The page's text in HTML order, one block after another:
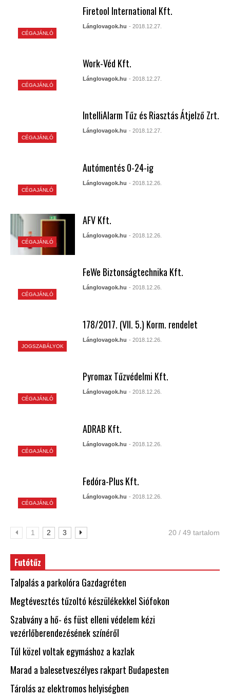
CÉGAJÁNLÓ
Firetool International Kft.
Lánglovagok.hu - 2018.12.27.
CÉGAJÁNLÓ
Work-Véd Kft.
Lánglovagok.hu - 2018.12.27.
CÉGAJÁNLÓ
IntelliAlarm Tűz és Riasztás Átjelző Zrt.
Lánglovagok.hu - 2018.12.27.
CÉGAJÁNLÓ
Autómentés 0-24-ig
Lánglovagok.hu - 2018.12.26.
CÉGAJÁNLÓ
AFV Kft.
Lánglovagok.hu - 2018.12.26.
CÉGAJÁNLÓ
FeWe Biztonságtechnika Kft.
Lánglovagok.hu - 2018.12.26.
JOGSZABÁLYOK
178/2017. (VII. 5.) Korm. rendelet
Lánglovagok.hu - 2018.12.26.
CÉGAJÁNLÓ
Pyromax Tűzvédelmi Kft.
Lánglovagok.hu - 2018.12.26.
CÉGAJÁNLÓ
ADRAB Kft.
Lánglovagok.hu - 2018.12.26.
CÉGAJÁNLÓ
Fedóra-Plus Kft.
Lánglovagok.hu - 2018.12.26.
1 2 3 20 / 49 tartalom
Futótűz
Talpalás a parkolóra Gazdagréten
Megtévesztés tűzoltó készülékekkel Siófokon
Szabvány a hő- és füst elleni védelem kézi
vezérlőberendezésének színéről
Túl közel voltak egymáshoz a kazlak
Marad a balesetveszélyes rakpart Budapesten
Tárolás az elektromos helyiségben